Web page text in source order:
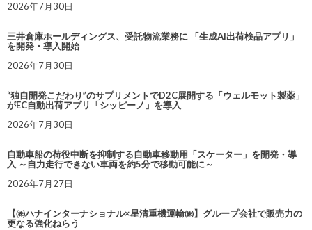
2026年7月30日
三井倉庫ホールディングス、受託物流業務に 「生成AI出荷検品アプリ」
を開発・導入開始
2026年7月30日
“独自開発こだわり”のサプリメントでD2C展開する「ウェルモット製薬」
がEC自動出荷アプリ「シッピーノ」を導入
2026年7月30日
自動車船の荷役中断を抑制する自動車移動用「スケーター」を開発・導
入 ～自力走行できない車両を約5分で移動可能に～
2026年7月27日
【㈱ハナインターナショナル×星清重機運輸㈱】グループ会社で販売力の
更なる強化ねらう